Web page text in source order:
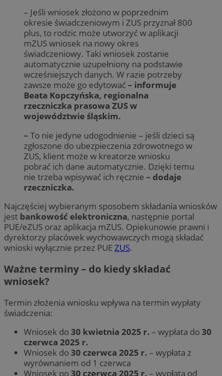
– Jeśli wniosek złożono w poprzednim
okresie świadczeniowym i ZUS przyznał 800
plus, to rodzic może utworzyć w aplikacji
mZUS wniosek na nowy okres
świadczeniowy. Taki wniosek zostanie
automatycznie uzupełniony na podstawie
wcześniejszych danych. W razie potrzeby
zawsze może go edytować– informuje
Beata Kopczyńska, regionalna
rzeczniczka prasowa ZUS w
województwie śląskim.
– To nie jedyne udogodnienie – jeśli dzieci są
zgłoszone do ubezpieczenia zdrowotnego w
ZUS, klient może w kreatorze wniosku
pobrać ich dane automatycznie. Dzięki temu
nie trzeba wpisywać ich ręcznie – dodaje
rzeczniczka.
Najczęściej wybieranym sposobem składania wniosków
jest bankowość elektroniczna, następnie portal
PUE/eZUS oraz aplikacja mZUS. Opiekunowie prawni i
dyrektorzy placówek wychowawczych mogą składać
wnioski wyłącznie przez PUEZUS.
Ważne terminy – do kiedy składać
wniosek?
Termin złożenia wniosku wpływa na termin wypłaty
świadczenia:
Wniosek do30 kwietnia 2025 r. – wypłata do30
czerwca 2025 r.
Wniosek do30 czerwca 2025 r. – wypłata z
wyrównaniem od 1 czerwca
Wniosek po30 czerwca 2025 r. – wypłata od